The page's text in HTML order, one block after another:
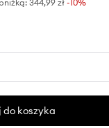
344,99 zł -10%
do koszyka